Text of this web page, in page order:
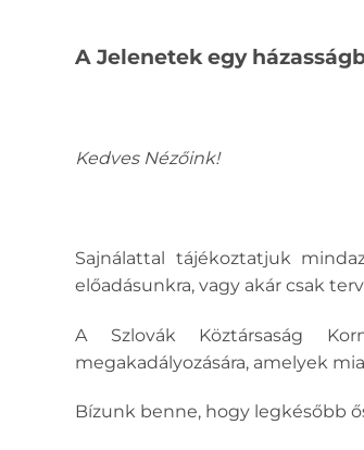
A Jelenetek egy
Kedves Nézőink!
Sajnálattal tájékoztatjuk
előadásunkra, vagy akár csak
A Szlovák Köztársaság
megakadályozására, amelyek
Bízunk benne, hogy legkésőbb